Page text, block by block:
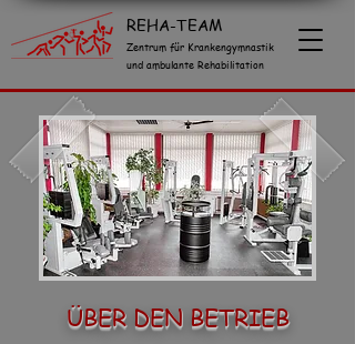
REHA-TEAM
Zentrum für Krankengymnastik
und ambulante Rehabilitation
ÜBER DEN BETRIEB